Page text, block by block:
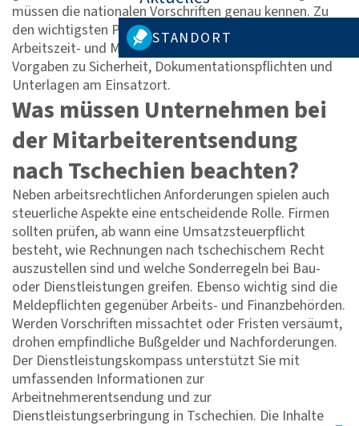
STANDORT
müssen die nationalen Vorschriften genau kennen. Zu
den wichtigsten Pflichten zählen die Einhaltung von
Arbeitszeit- und Mindestlohnregelungen sowie
Vorgaben zu Sicherheit, Dokumentationspflichten und
Unterlagen am Einsatzort.
Was müssen Unternehmen bei
der Mitarbeiterentsendung
nach Tschechien beachten?
Neben arbeitsrechtlichen Anforderungen spielen auch
steuerliche Aspekte eine entscheidende Rolle. Firmen
sollten prüfen, ab wann eine Umsatzsteuerpflicht
besteht, wie Rechnungen nach tschechischem Recht
auszustellen sind und welche Sonderregeln bei Bau-
oder Dienstleistungen greifen. Ebenso wichtig sind die
Meldepflichten gegenüber Arbeits- und Finanzbehörden.
Werden Vorschriften missachtet oder Fristen versäumt,
drohen empfindliche Bußgelder und Nachforderungen.
Der Dienstleistungskompass unterstützt Sie mit
umfassenden Informationen zur
Arbeitnehmerentsendung und zur
Dienstleistungserbringung in Tschechien. Die Inhalte